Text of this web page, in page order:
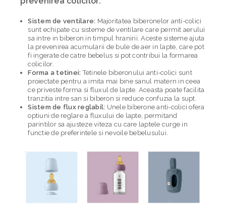
Sistem de ventilare: Majoritatea biberonelor anti-colici
sunt echipate cu sisteme de ventilare care permit aerului
sa intre in biberon in timpul hranirii. Aceste sisteme ajuta
la prevenirea acumularii de bule de aer in lapte, care pot
fi ingerate de catre bebelus si pot contribui la formarea
colicilor.
Forma a tetinei: Tetinele biberonului anti-colici sunt
proiectate pentru a imita mai bine sanul matern in ceea
ce priveste forma si fluxul de lapte. Aceasta poate facilita
tranzitia intre san si biberon si reduce confuzia la supt.
Sistem de flux reglabil: Unele biberone anti-colici ofera
optiuni de reglare a fluxului de lapte, permitand
parintilor sa ajusteze viteza cu care laptele curge in
functie de preferintele si nevoile bebelusului.